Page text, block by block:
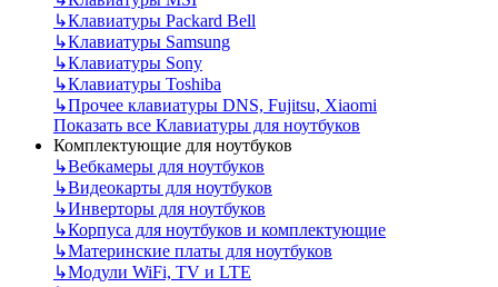
↳Клавиатуры Packard Bell
↳Клавиатуры Samsung
↳Клавиатуры Sony
↳Клавиатуры Toshiba
↳Прочее клавиатуры DNS, Fujitsu, Xiaomi
Показать все Клавиатуры для ноутбуков
Комплектующие для ноутбуков
↳Вебкамеры для ноутбуков
↳Видеокарты для ноутбуков
↳Инверторы для ноутбуков
↳Корпуса для ноутбуков и комплектующие
↳Материнские платы для ноутбуков
↳Модули WiFi, TV и LTE